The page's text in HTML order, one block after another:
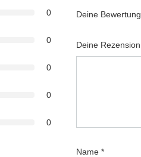
0
0
0
0
0
Deine Bewertung
Deine Rezension
Name *